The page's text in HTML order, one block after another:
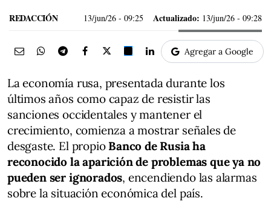
REDACCIÓN 13/jun/26 - 09:25 Actualizado: 13/jun/26 - 09:28
Agregar a Google
La economía rusa, presentada durante los
últimos años como capaz de resistir las
sanciones occidentales y mantener el
crecimiento, comienza a mostrar señales de
desgaste. El propio Banco de Rusia ha
reconocido la aparición de problemas que ya no
pueden ser ignorados, encendiendo las alarmas
sobre la situación económica del país.